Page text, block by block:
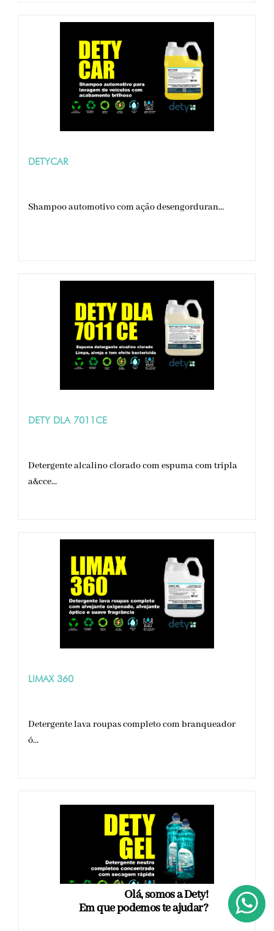
Olá, somos a Dety!
Em que podemos te ajudar?
DETYCAR
Shampoo automotivo com ação desengorduran...
DETY DLA 7011CE
Detergente alcalino clorado com espuma com tripla
a&cce...
LIMAX 360
Detergente lava roupas completo com branqueador
ó...